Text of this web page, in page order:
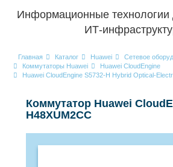
Информационные технологии
ИТ-
Главная Каталог Huawei
Сетевое
Коммутаторы Huawei
Huawei CloudEngine
Huawei CloudEngine S5732-H Hybrid Optical-
Коммутатор Huawei
H48XUM2CC